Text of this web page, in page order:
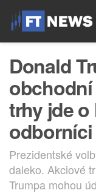
Donald
trhy jde
odborníci
Prezidentské
daleko. Akciové
Trumpa mohou